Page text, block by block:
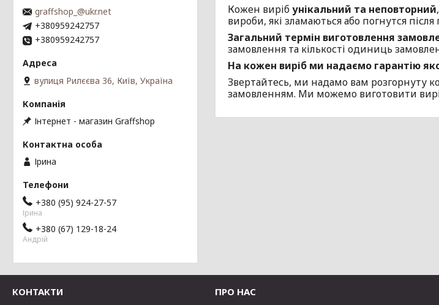
Кожен вирібунікальний та неповторний
вироби, які зламаються або погнутся
Загальний термін виготовлення
замовлення та кількості одиниць
На кожен виріб ми надаємо гарантію
Звертайтесь, ми надамо вам розгорнуту
замовленням. Ми можемо виготовити
graffshop_@ukr.net
+380959242757
+380959242757
вулиця Рилєєва 36, Київ, Україна
Інтернет - магазин Graffshop
Ірина
+380 (95) 924-27-57
Ірина
+380 (67) 129-18-24
Андрій
КОНТАКТИ ПРО НАС